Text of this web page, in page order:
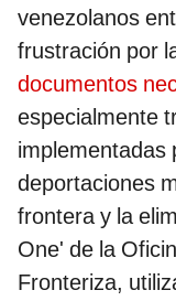
venezolanos
frustración por
documentos
especialmente
implementadas
deportaciones
frontera y la
One' de la
Fronteriza,